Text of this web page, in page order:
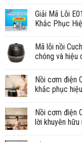
Giải Mã Lỗi
Khắc Phục
Mã lỗi nồi
chóng và hiệu
Nồi cơm điện
khắc phục
Nồi cơm điện
lời khuyên hữu